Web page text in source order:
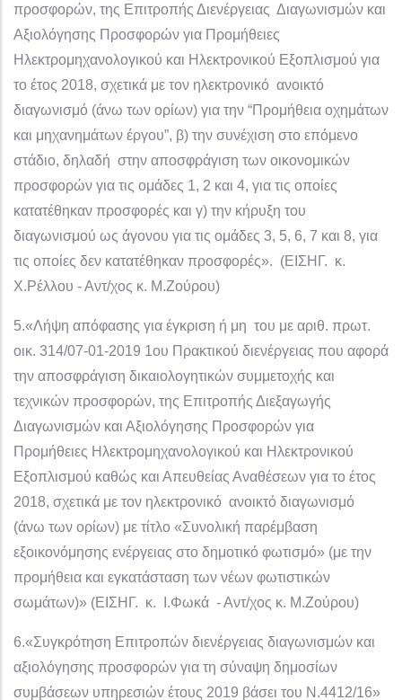
προσφορών, της Επιτροπής Διενέργειας Διαγωνισμών και
Αξιολόγησης Προσφορών για Προμήθειες
Ηλεκτρομηχανολογικού και Ηλεκτρονικού Εξοπλισμού για
το έτος 2018, σχετικά με τον ηλεκτρονικό ανοικτό
διαγωνισμό (άνω των ορίων) για την “Προμήθεια οχημάτων
και μηχανημάτων έργου”, β) την συνέχιση στο επόμενο
στάδιο, δηλαδή στην αποσφράγιση των οικονομικών
προσφορών για τις ομάδες 1, 2 και 4, για τις οποίες
κατατέθηκαν προσφορές και γ) την κήρυξη του
διαγωνισμού ως άγονου για τις ομάδες 3, 5, 6, 7 και 8, για
τις οποίες δεν κατατέθηκαν προσφορές». (ΕΙΣΗΓ. κ.
Χ.Ρέλλου - Αντ/χος κ. Μ.Ζούρου)
5.«Λήψη απόφασης για έγκριση ή μη του με αριθ. πρωτ.
οικ. 314/07-01-2019 1oυ Πρακτικού διενέργειας που αφορά
την αποσφράγιση δικαιολογητικών συμμετοχής και
τεχνικών προσφορών, της Επιτροπής Διεξαγωγής
Διαγωνισμών και Αξιολόγησης Προσφορών για
Προμήθειες Ηλεκτρομηχανολογικού και Ηλεκτρονικού
Εξοπλισμού καθώς και Απευθείας Αναθέσεων για το έτος
2018, σχετικά με τον ηλεκτρονικό ανοικτό διαγωνισμό
(άνω των ορίων) με τίτλο «Συνολική παρέμβαση
εξοικονόμησης ενέργειας στο δημοτικό φωτισμό» (με την
προμήθεια και εγκατάσταση των νέων φωτιστικών
σωμάτων)» (ΕΙΣΗΓ. κ. I.Φωκά - Αντ/χος κ. Μ.Ζούρου)
6.«Συγκρότηση Επιτροπών διενέργειας διαγωνισμών και
αξιολόγησης προσφορών για τη σύναψη δημοσίων
συμβάσεων υπηρεσιών έτους 2019 βάσει του Ν.4412/16»